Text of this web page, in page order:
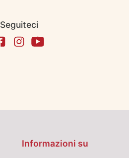
Seguiteci
Informazioni su